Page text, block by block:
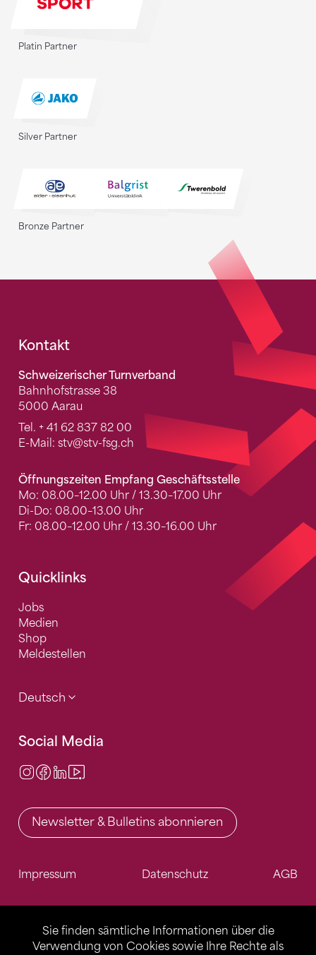
Sie finden sämtliche Informationen über die
Verwendung von Cookies sowie Ihre Rechte als
Platin Partner
Silver Partner
Bronze Partner
Fusszeile
Kontakt
Schweizerischer Turnverband
Bahnhofstrasse 38
5000 Aarau
Tel. + 41 62 837 82 00
E-Mail: stv@stv-fsg.ch
Öffnungszeiten Empfang Geschäftsstelle
Mo: 08.00–12.00 Uhr / 13.30–17.00 Uhr
Di-Do: 08.00–13.00 Uhr
Fr: 08.00–12.00 Uhr / 13.30–16.00 Uhr
Quicklinks
Jobs
Medien
Shop
Meldestellen
Deutsch
Social Media
Instagram
Facebook
LinkedIn
Newsletter & Bulletins abonnieren
Impressum Datenschutz AGB